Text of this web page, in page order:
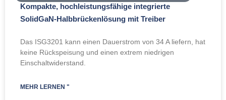
Kompakte, hochleistungsfähige integrierte
SolidGaN-Halbbrückenlösung mit Treiber
Das ISG3201 kann einen Dauerstrom von 34 A liefern, hat
keine Rückspeisung und einen extrem niedrigen
Einschaltwiderstand.
MEHR LERNEN "